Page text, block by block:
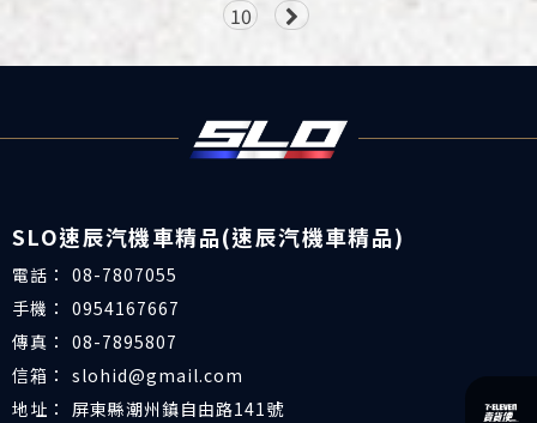
10
08-7807055
0954167667
08-7895807
slohid@gmail.com
屏東縣潮州鎮自由路141號